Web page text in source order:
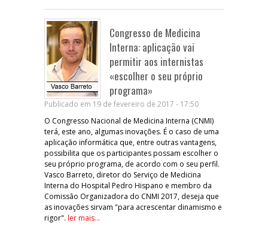
Congresso de Medicina
Interna: aplicação vai
permitir aos internistas
«escolher o seu próprio
programa»
Publicado em 19 de fevereiro de 2017 - 17:50
O Congresso Nacional de Medicina Interna (CNMI)
terá, este ano, algumas inovações. É o caso de uma
aplicação informática que, entre outras vantagens,
possibilita que os participantes possam escolher o
seu próprio programa, de acordo com o seu perfil.
Vasco Barreto, diretor do Serviço de Medicina
Interna do Hospital Pedro Hispano e membro da
Comissão Organizadora do CNMI 2017, deseja que
as inovações sirvam "para acrescentar dinamismo e
rigor". ler mais...